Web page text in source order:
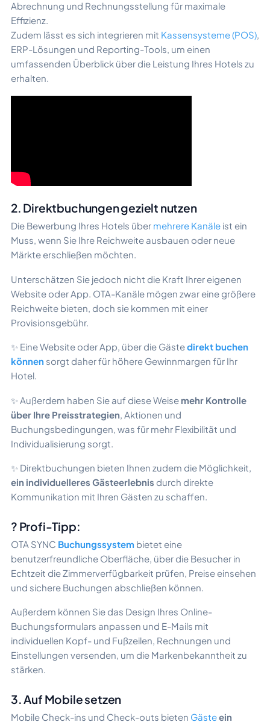
Abrechnung und Rechnungsstellung für maximale
Effizienz.
Zudem lässt es sich integrieren mit Kassensysteme (POS),
ERP-Lösungen und Reporting-Tools, um einen
umfassenden Überblick über die Leistung Ihres Hotels zu
erhalten.
2. Direktbuchungen gezielt nutzen
Die Bewerbung Ihres Hotels über mehrere Kanäle ist ein
Muss, wenn Sie Ihre Reichweite ausbauen oder neue
Märkte erschließen möchten.
Unterschätzen Sie jedoch nicht die Kraft Ihrer eigenen
Website oder App. OTA-Kanäle mögen zwar eine größere
Reichweite bieten, doch sie kommen mit einer
Provisionsgebühr.
✨ Eine Website oder App, über die Gästedirekt buchen
können sorgt daher für höhere Gewinnmargen für Ihr
Hotel.
✨ Außerdem haben Sie auf diese Weise mehr Kontrolle
über Ihre Preisstrategien , Aktionen und
Buchungsbedingungen, was für mehr Flexibilität und
Individualisierung sorgt.
✨ Direktbuchungen bieten Ihnen zudem die Möglichkeit,
ein individuelleres Gästeerlebnis durch direkte
Kommunikation mit Ihren Gästen zu schaffen.
? Profi-Tipp:
OTA SYNC Buchungssystem bietet eine
benutzerfreundliche Oberfläche, über die Besucher in
Echtzeit die Zimmerverfügbarkeit prüfen, Preise einsehen
und sichere Buchungen abschließen können.
Außerdem können Sie das Design Ihres Online-
Buchungsformulars anpassen und E-Mails mit
individuellen Kopf- und Fußzeilen, Rechnungen und
Einstellungen versenden, um die Markenbekanntheit zu
stärken.
3. Auf Mobile setzen
Mobile Check-ins und Check-outs bieten Gästeein